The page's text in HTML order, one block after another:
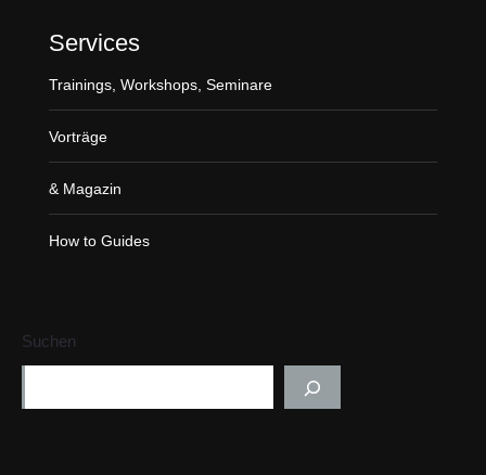
p
n
w
i
Services
Trainings, Workshops, Seminare
Vorträge
& Magazin
How to Guides
Suchen